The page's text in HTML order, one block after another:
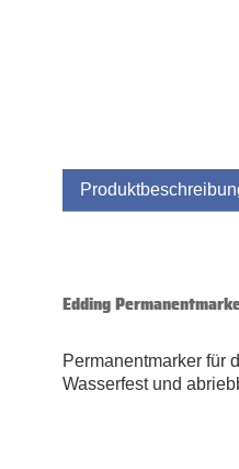
Edding
Permanentmarker für
Wasserfest und